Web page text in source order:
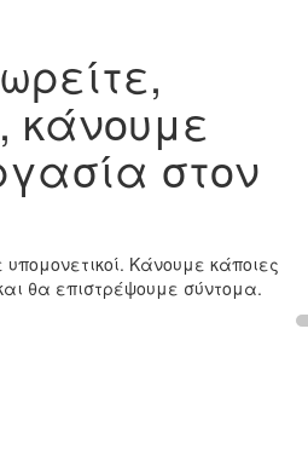
κάνουμε
στον
Κάνουμε κάποιες
θα επιστρέψουμε σύντομα.